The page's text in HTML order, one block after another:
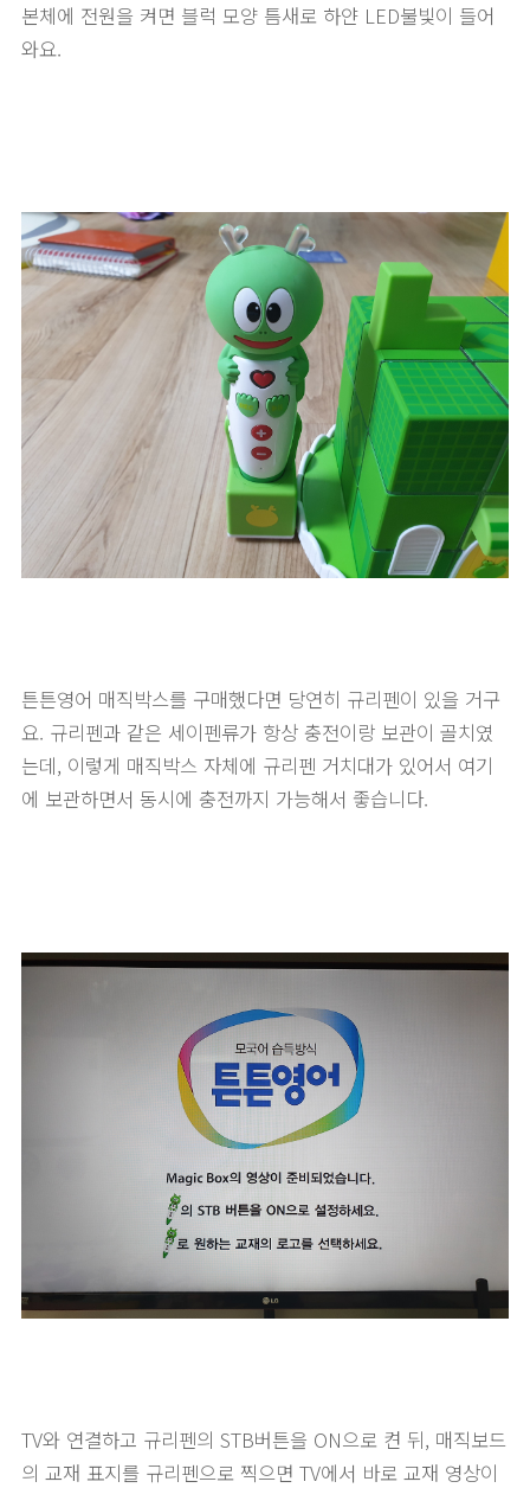
본체에 전원을 켜면 블럭 모양 틈새로 하얀 LED불빛이 들어
와요.
튼튼영어 매직박스를 구매했다면 당연히 규리펜이 있을 거구
요. 규리펜과 같은 세이펜류가 항상 충전이랑 보관이 골치였
는데, 이렇게 매직박스 자체에 규리펜 거치대가 있어서 여기
에 보관하면서 동시에 충전까지 가능해서 좋습니다.
TV와 연결하고 규리펜의 STB버튼을 ON으로 켠 뒤, 매직보드
의 교재 표지를 규리펜으로 찍으면 TV에서 바로 교재 영상이